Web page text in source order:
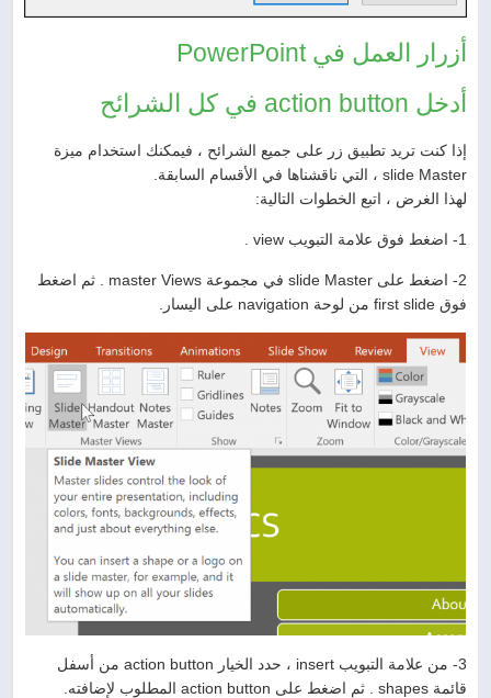
أزرار العمل في PowerPoint
أدخل action button في كل الشرائح
إذا كنت تريد تطبيق زر على جميع الشرائح ، فيمكنك استخدام ميزة
slide Master ، التي ناقشناها في الأقسام السابقة.
لهذا الغرض ، اتبع الخطوات التالية:
1- اضغط فوق علامة التبويب view .
2- اضغط على slide Master في مجموعة master Views . ثم اضغط
فوق first slide من لوحة navigation على اليسار.
3- من علامة التبويب insert ، حدد الخيار action button من أسفل
قائمة shapes . ثم اضغط على action button المطلوب لإضافته.